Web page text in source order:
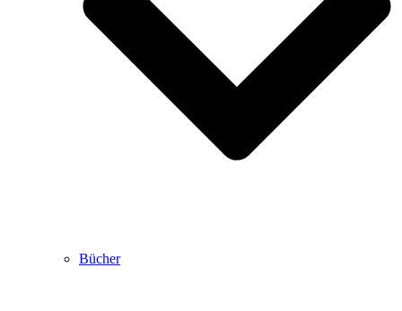
Bücher